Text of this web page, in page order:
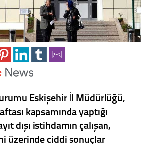
Eskişehir İl Müdürlüğü,
kapsamında yaptığı
dışı istihdamın çalışan,
üzerinde ciddi sonuçlar